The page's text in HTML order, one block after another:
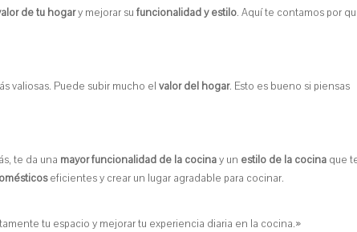
de tu hogary mejorar sufuncionalidad y estilo. Aquí te contamos por
valiosas. Puede subir mucho elvalor del hogar. Esto es bueno si piensas
te da una mayor funcionalidad de la cocinay un estilo de la cocina que
eficientes y crear un lugar agradable para cocinar.
tu espacio y mejorar tu experiencia diaria en la cocina.»